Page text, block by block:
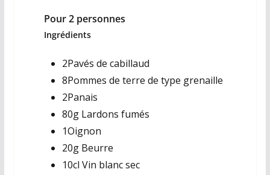
Pour 2 personnes
Ingrédients
2Pavés de cabillaud
8Pommes de terre de type grenaille
2Panais
80g Lardons fumés
1Oignon
20g Beurre
10cl Vin blanc sec